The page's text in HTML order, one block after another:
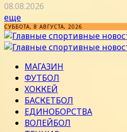
08.08.2026
еще
СУББОТА, 8 АВГУСТА, 2026
МАГАЗИН
ФУТБОЛ
ХОККЕЙ
БАСКЕТБОЛ
ЕДИНОБОРСТВА
ВОЛЕЙБОЛ